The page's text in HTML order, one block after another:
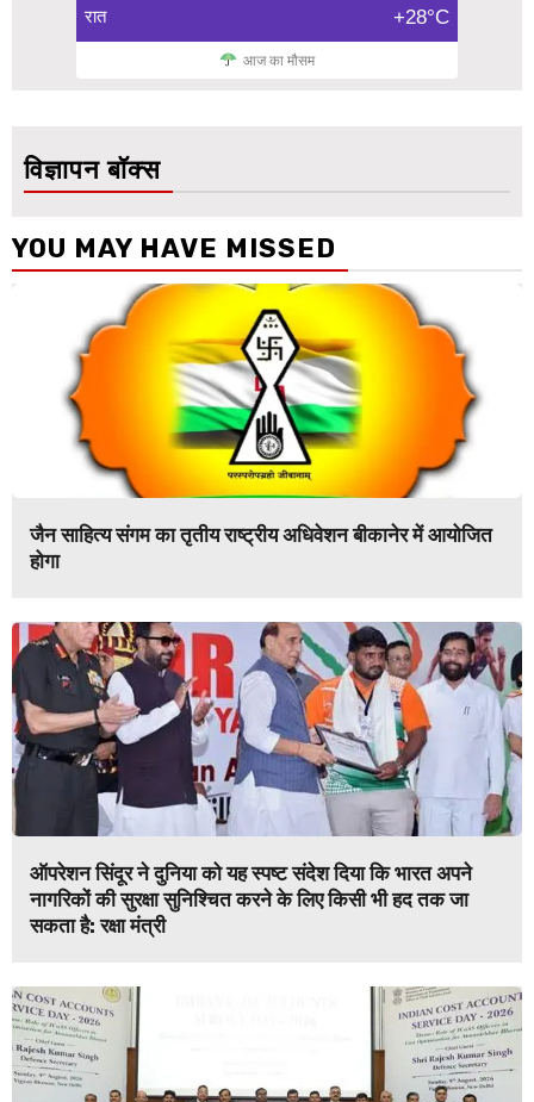
रात +28°C
आज का मौसम
विज्ञापन बॉक्स
YOU MAY HAVE MISSED
जैन साहित्य संगम का तृतीय राष्ट्रीय अधिवेशन बीकानेर में आयोजित
होगा
ऑपरेशन सिंदूर ने दुनिया को यह स्पष्ट संदेश दिया कि भारत अपने
नागरिकों की सुरक्षा सुनिश्चित करने के लिए किसी भी हद तक जा
सकता है: रक्षा मंत्री